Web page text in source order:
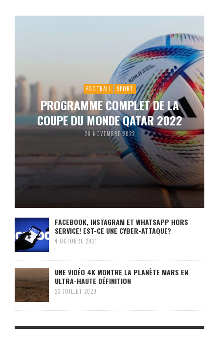
FOOTBALL SPORT
PROGRAMME COMPLET DE LA
COUPE DU MONDE QATAR 2022
20 NOVEMBRE 2022
FACEBOOK, INSTAGRAM ET WHATSAPP HORS
SERVICE! EST-CE UNE CYBER-ATTAQUE?
4 OCTOBRE 2021
UNE VIDÉO 4K MONTRE LA PLANÈTE MARS EN
ULTRA-HAUTE DÉFINITION
23 JUILLET 2020